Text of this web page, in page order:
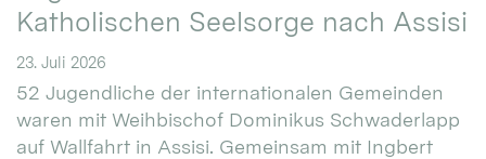
Katholischen Seelsorge nach Assisi
23. Juli 2026
52 Jugendliche der internationalen Gemeinden
waren mit Weihbischof Dominikus Schwaderlapp
auf Wallfahrt in Assisi. Gemeinsam mit Ingbert